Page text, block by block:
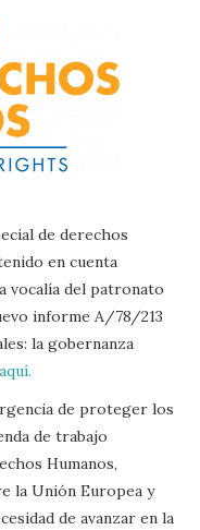
de derechos
en cuenta
vocalía del patronato
informe A/78/213
la gobernanza
de proteger los
de trabajo
Humanos,
la Unión Europea y
de avanzar en la